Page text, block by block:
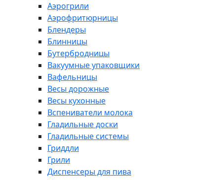
Аэрогрили
Аэрофритюрницы
Блендеры
Блинницы
Бутербродницы
Вакуумные упаковщики
Вафельницы
Весы дорожные
Весы кухонные
Вспениватели молока
Гладильные доски
Гладильные системы
Гриддли
Грили
Диспенсеры для пива